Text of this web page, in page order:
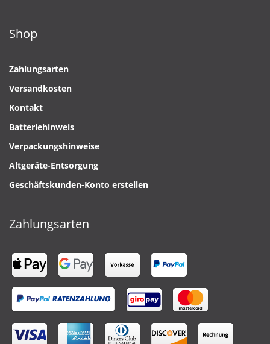
Shop
Zahlungsarten
Versandkosten
Kontakt
Batteriehinweis
Verpackungshinweise
Altgeräte-Entsorgung
Geschäftskunden-Konto erstellen
Zahlungsarten